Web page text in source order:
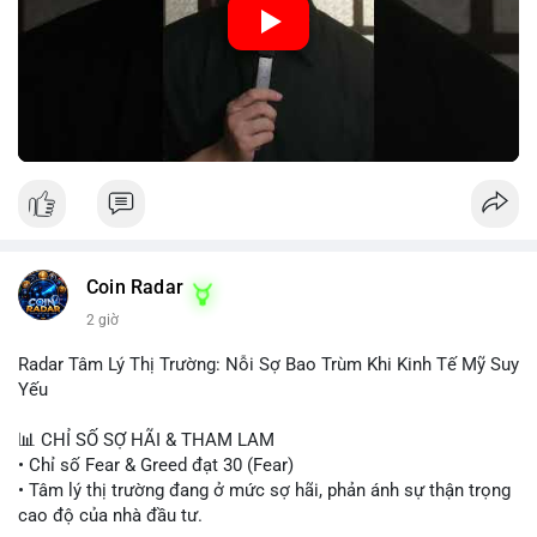
hiệu tích cực, nhưng Funding Rate thấp và tâm lý Fear cho thấy
chưa có động lực tăng giá mạnh. Nhà đầu tư nên thận trọng,
tránh sử dụng đòn bẩy cao. Với Vlike Market Index ở mức
42/100, chiến lược hợp lý là quan sát và chờ đợi tín hiệu rõ
ràng hơn. Nếu BTC giữ được vùng hỗ trợ hiện tại và Fear &
Greed Index phục hồi lên trên 40, có thể xem xét mua dần.
#vlikemarketindex42
Coin Radar
2 giờ
Radar Tâm Lý Thị Trường: Nỗi Sợ Bao Trùm Khi Kinh Tế Mỹ Suy
Yếu
📊 CHỈ SỐ SỢ HÃI & THAM LAM
• Chỉ số Fear & Greed đạt 30 (Fear)
• Tâm lý thị trường đang ở mức sợ hãi, phản ánh sự thận trọng
cao độ của nhà đầu tư.